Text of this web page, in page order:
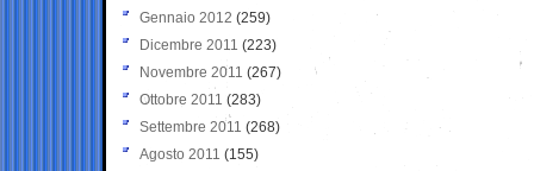
Gennaio 2012 (259)
Dicembre 2011 (223)
Novembre 2011 (267)
Ottobre 2011 (283)
Settembre 2011 (268)
Agosto 2011 (155)